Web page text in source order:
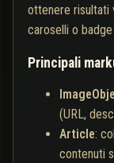
ottenere risultati
caroselli o badge
Principali
(URL,
Article:
contenuti